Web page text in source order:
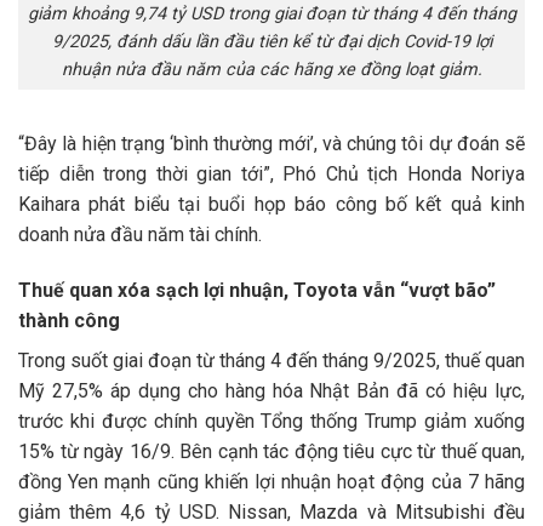
giảm khoảng 9,74 tỷ USD trong giai đoạn từ tháng 4 đến tháng
9/2025, đánh dấu lần đầu tiên kể từ đại dịch Covid-19 lợi
nhuận nửa đầu năm của các hãng xe đồng loạt giảm.
“Đây là hiện trạng ‘bình thường mới’, và chúng tôi dự đoán sẽ
tiếp diễn trong thời gian tới”, Phó Chủ tịch Honda Noriya
Kaihara phát biểu tại buổi họp báo công bố kết quả kinh
doanh nửa đầu năm tài chính.
Thuế quan xóa sạch lợi nhuận, Toyota vẫn “vượt bão”
thành công
Trong suốt giai đoạn từ tháng 4 đến tháng 9/2025, thuế quan
Mỹ 27,5% áp dụng cho hàng hóa Nhật Bản đã có hiệu lực,
trước khi được chính quyền Tổng thống Trump giảm xuống
15% từ ngày 16/9. Bên cạnh tác động tiêu cực từ thuế quan,
đồng Yen mạnh cũng khiến lợi nhuận hoạt động của 7 hãng
giảm thêm4,6 tỷ USD. Nissan, Mazda và Mitsubishi đều